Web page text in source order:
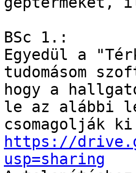
BSc 1.:
Egyedül a
tudomásom
hogy a
le az alábbi
https://
usp=sharing